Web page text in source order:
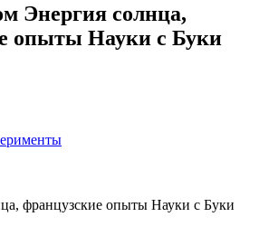
Энергия солнца,
опыты Науки с Буки
французские опыты Науки с Буки